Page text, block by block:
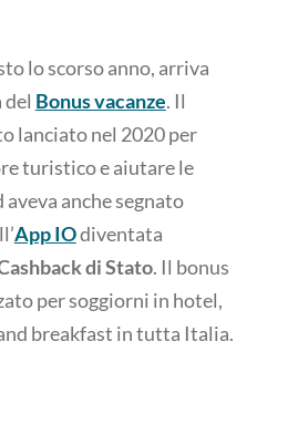
lo scorso anno, arriva
del Bonus vacanze. Il
lanciato nel 2020 per
turistico e aiutare le
anche segnato
App IOdiventata
di Stato. Il bonus
per soggiorni in hotel,
breakfast in tutta Italia.